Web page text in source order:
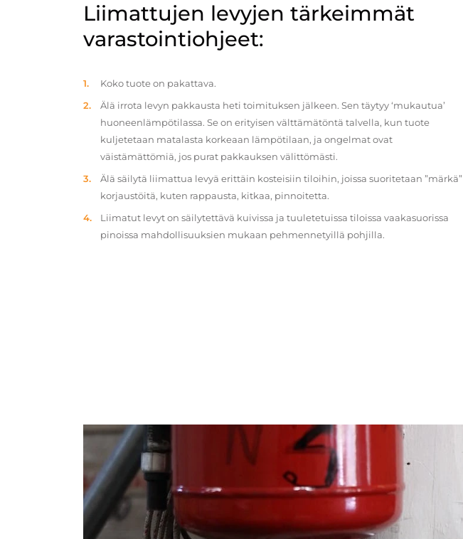
Liimattujen levyjen tärkeimmät
varastointiohjeet:
Koko tuote on pakattava.
Älä irrota levyn pakkausta heti toimituksen jälkeen. Sen täytyy ‘mukautua’
huoneenlämpötilassa. Se on erityisen välttämätöntä talvella, kun tuote
kuljetetaan matalasta korkeaan lämpötilaan, ja ongelmat ovat
väistämättömiä, jos purat pakkauksen välittömästi.
Älä säilytä liimattua levyä erittäin kosteisiin tiloihin, joissa suoritetaan ”märkä”
korjaustöitä, kuten rappausta, kitkaa, pinnoitetta.
Liimatut levyt on säilytettävä kuivissa ja tuuletetuissa tiloissa vaakasuorissa
pinoissa mahdollisuuksien mukaan pehmennetyillä pohjilla.